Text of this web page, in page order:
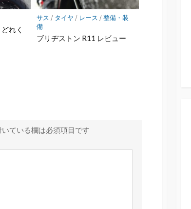
れく
サス / タイヤ / レース /整備・装
備
ブリヂストン R11 レビュー
いている欄は必須項目です